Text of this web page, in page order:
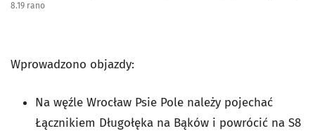
8.19 rano
Wprowadzono objazdy:
Na węźle Wrocław Psie Pole należy pojechać
Łącznikiem Długołęka na Bąków i powrócić na S8